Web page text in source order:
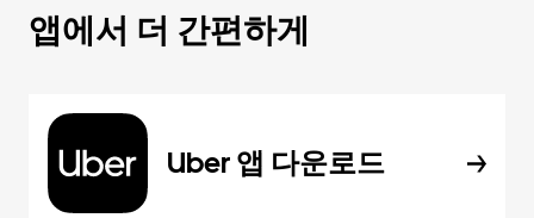
앱에서 더 간편하게
Uber 앱 다운로드